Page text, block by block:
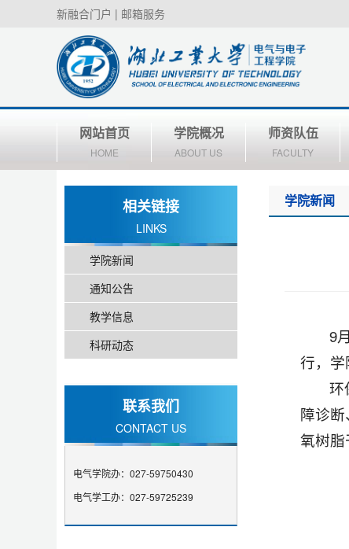
新融合门户 | 邮箱服务
网站首页
HOME
学院概况
ABOUT US
师资队伍
FACULTY
相关链接
LINKS
学院新闻
通知公告
教学信息
科研动态
联系我们
CONTACT US
电气学院办：027-59750430
电气学工办：027-59725239
学院新闻
9
行，学
环
障诊
氧树脂